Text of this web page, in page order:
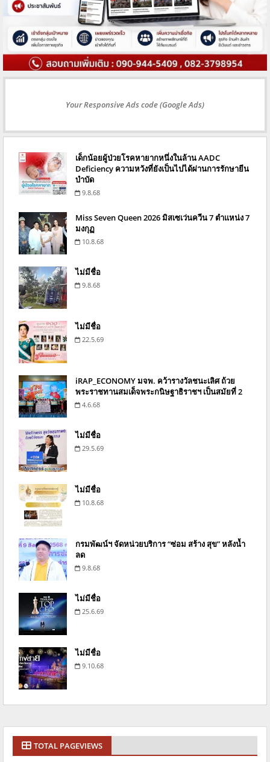
Your Responsive Ads code (Google Ads)
เด็กน้อยผู้ป่วยโรคหายากหนึ่งในล้าน AADC
Deficiency ความหวังที่ยังเป็นไปได้ผ่านการรักษายีน
บำบัด
9.8.68
Miss Seven Queen 2026 มิสเซเว่นควีน 7 ตำแหน่ง 7
มงกุฏ
10.8.68
ไม่มีชื่อ
9.8.68
ไม่มีชื่อ
22.5.69
iRAP_ECONOMY มจพ. คว้ารางวัลชนะเลิศ ถ้วย
พระราชทานสมเด็จพระกนิษฐาธิราชฯ เป็นสมัยที่ 2
4.6.68
ไม่มีชื่อ
29.5.69
ไม่มีชื่อ
10.8.68
กรมพัฒน์ฯ จัดหน่วยบริการ “ซ่อม สร้าง สุข” หลังน้ำ
ลด
9.8.68
ไม่มีชื่อ
25.6.69
ไม่มีชื่อ
9.10.68
TOTAL PAGEVIEWS